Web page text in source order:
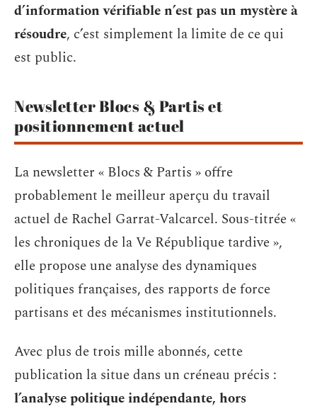
d’information vérifiable n’est pas un mystère à
résoudre, c’est simplement la limite de ce qui
est public.
Newsletter Blocs & Partis et
positionnement actuel
La newsletter « Blocs & Partis » offre
probablement le meilleur aperçu du travail
actuel de Rachel Garrat-Valcarcel. Sous-titrée «
les chroniques de la Ve République tardive »,
elle propose une analyse des dynamiques
politiques françaises, des rapports de force
partisans et des mécanismes institutionnels.
Avec plus de trois mille abonnés, cette
publication la situe dans un créneau précis :
l’analyse politique indépendante, hors